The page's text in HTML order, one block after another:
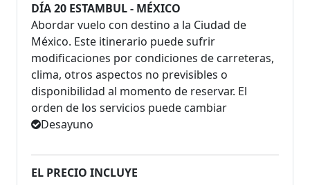
DÍA 20 ESTAMBUL - MÉXICO
Abordar vuelo con destino a la Ciudad de
México. Este itinerario puede sufrir
modificaciones por condiciones de carreteras,
clima, otros aspectos no previsibles o
disponibilidad al momento de reservar. El
orden de los servicios puede cambiar
Desayuno
EL PRECIO INCLUYE